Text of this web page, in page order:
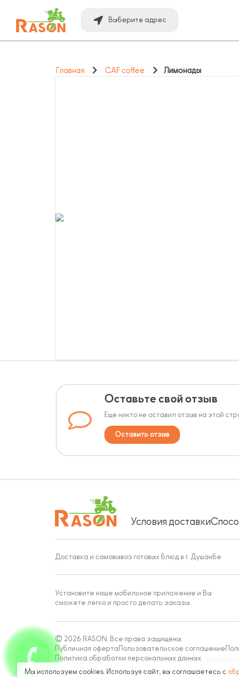
Выберите адрес
Главная CAF coffee Лимонады
Оставьте свой отзыв
Еще никто не оставил отзыв на этой
Оставить отзыв
Условия доставки
Доставка и самовывоз готовых блюд в г. Душанбе
Установите наше мобильное приложение и Вы
сможете легко и просто делать заказы.
© 2026 RASON. Все права защищены.
Публичная оферта Пользовательское соглашение
Политика обработки персональных данных
Работает на Moba
Мы используем cookies. Используя сайт, вы соглашаетесь с